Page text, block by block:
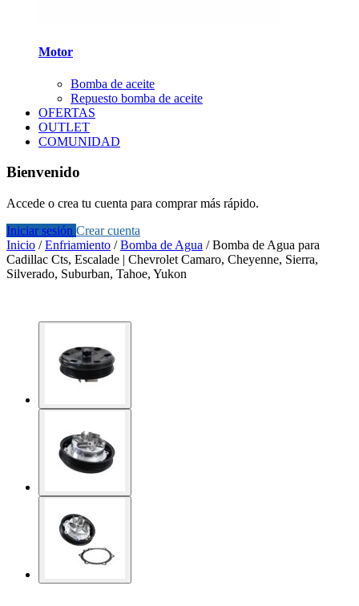
Motor
Bomba de aceite
Repuesto bomba de aceite
OFERTAS
OUTLET
COMUNIDAD
Bienvenido
Accede o crea tu cuenta para comprar más rápido.
Iniciar sesión Crear cuenta
Inicio /Enfriamiento /Bomba de Agua /Bomba de Agua para
Cadillac Cts, Escalade | Chevrolet Camaro, Cheyenne, Sierra,
Silverado, Suburban, Tahoe, Yukon